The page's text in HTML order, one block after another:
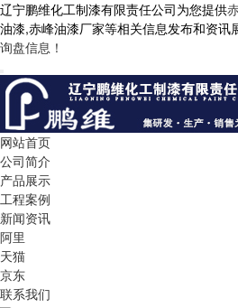
辽宁鹏维化工制漆有限责任公司为您提供
油漆,赤峰油漆厂家等相关信息发布和资讯
询盘信息！
网站首页
公司简介
产品展示
工程案例
新闻资讯
阿里
天猫
京东
联系我们